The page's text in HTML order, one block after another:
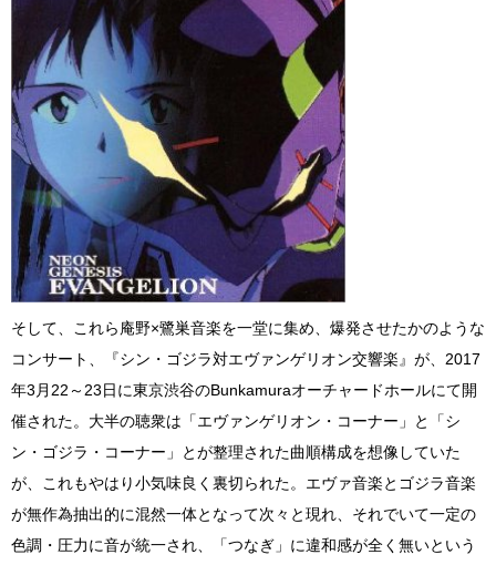
そして、これら庵野×鷺巣音楽を一堂に集め、爆発させたかのような
コンサート、『シン・ゴジラ対エヴァンゲリオン交響楽』が、2017
年3月22～23日に東京渋谷のBunkamuraオーチャードホールにて開
催された。大半の聴衆は「エヴァンゲリオン・コーナー」と「シ
ン・ゴジラ・コーナー」とが整理された曲順構成を想像していた
が、これもやはり小気味良く裏切られた。エヴァ音楽とゴジラ音楽
が無作為抽出的に混然一体となって次々と現れ、それでいて一定の
色調・圧力に音が統一され、「つなぎ」に違和感が全く無いという